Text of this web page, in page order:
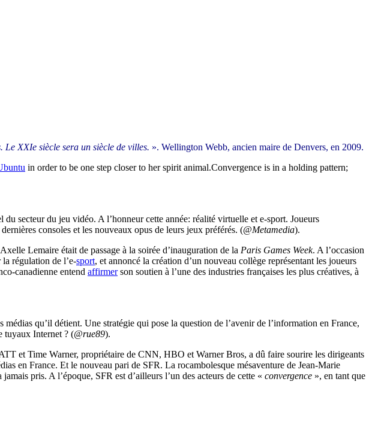
Le XXIe siècle sera un siècle de villes. ». Wellington Webb, ancien maire de Denvers, en 2009.
in order to be one step closer to her spirit animal.Convergence is in a holding pattern;
secteur du jeu vidéo. A l’honneur cette année: réalité virtuelle et e-sport. Joueurs
consoles et les nouveaux opus de leurs jeux préférés. (@Metamedia).
Lemaire était de passage à la soirée d’inauguration de la Paris Games Week. A l’occasion
régulation de l’e-sport, et annoncé la création d’un nouveau collège représentant les joueurs
canadienne entend affirmerson soutien à l’une des industries françaises les plus créatives, à
qu’il détient. Une stratégie qui pose la question de l’avenir de l’information en France,
tuyaux Internet ? (@rue89).
et Time Warner, propriétaire de CNN, HBO et Warner Bros, a dû faire sourire les dirigeants
en France. Et le nouveau pari de SFR. La rocambolesque mésaventure de Jean-Marie
pris. A l’époque, SFR est d’ailleurs l’un des acteurs de cette « convergence », en tant que